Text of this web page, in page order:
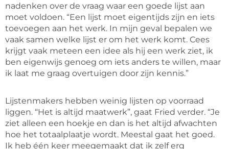
nadenken over de vraag waar een goede lijst aan
moet voldoen. “Een lijst moet eigentijds zijn en iets
toevoegen aan het werk. In mijn geval bepalen we
vaak samen welke lijst er om het werk komt. Cees
krijgt vaak meteen een idee als hij een werk ziet, ik
ben eigenwijs genoeg om iets anders te willen, maar
ik laat me graag overtuigen door zijn kennis.”
Lijstenmakers hebben weinig lijsten op voorraad
liggen. “Het is altijd maatwerk”, gaat Fried verder. “Je
ziet alleen een hoekje en dan is het altijd afwachten
hoe het totaalplaatje wordt. Meestal gaat het goed.
Ik heb één keer meegemaakt dat ik zelf erg